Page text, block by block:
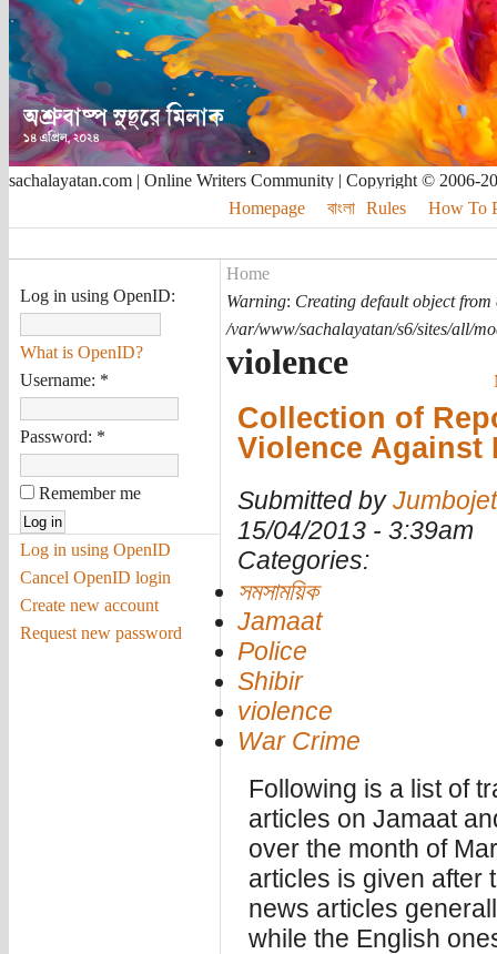
sachalayatan.com | Online Writers Community | Copyright © 2006-
Homepage
বাংলা Rules How To
Log in using OpenID:
What is OpenID?
Username: *
Password: *
Remember me
Log in using OpenID
Cancel OpenID login
Create new account
Request new password
Home
Warning: Creating default object from
/var/www/sachalayatan/s6/sites/all/
violence
Collection of
Violence Against
Submitted by Jumbojet
15/04/2013 - 3:39am
Categories:
সমসাময়িক
Jamaat
Police
Shibir
violence
War Crime
Following is a list of
articles on Jamaat
over the month of
articles is given after
news articles
while the English